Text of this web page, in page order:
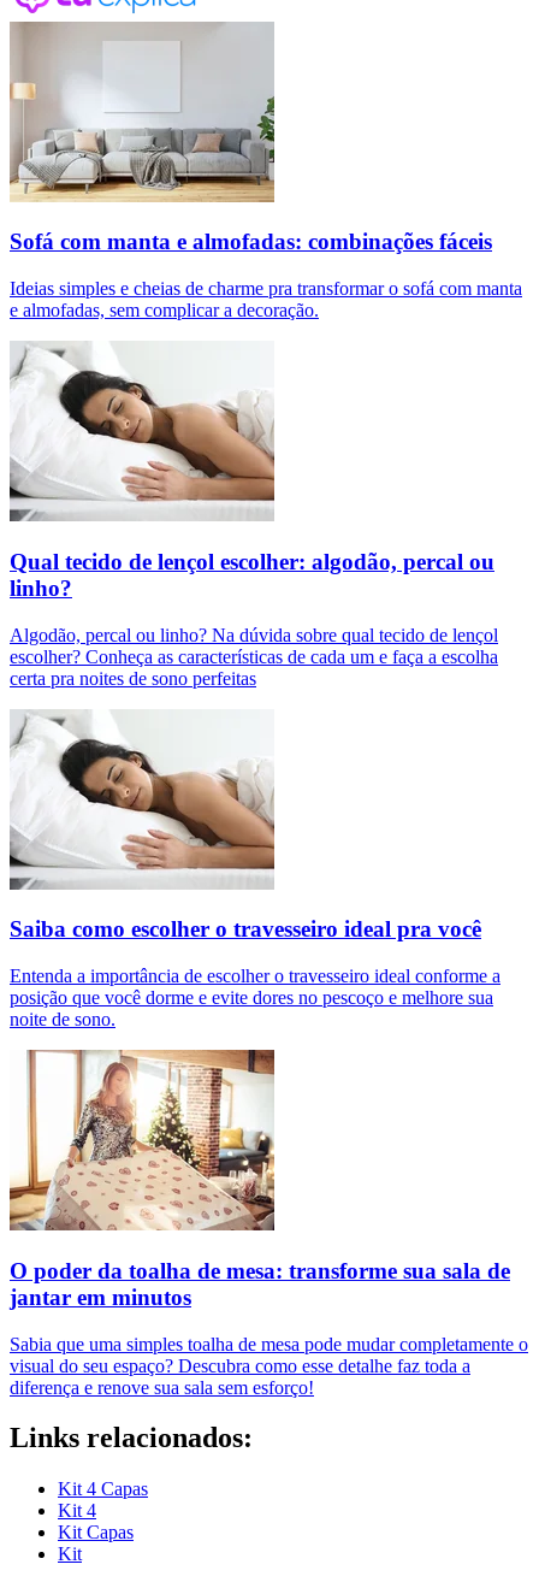
Sofá com manta e almofadas: combinações fáceis
Ideias simples e cheias de charme pra transformar o sofá com manta
e almofadas, sem complicar a decoração.
Qual tecido de lençol escolher: algodão, percal ou
linho?
Algodão, percal ou linho? Na dúvida sobre qual tecido de lençol
escolher? Conheça as características de cada um e faça a escolha
certa pra noites de sono perfeitas
Saiba como escolher o travesseiro ideal pra você
Entenda a importância de escolher o travesseiro ideal conforme a
posição que você dorme e evite dores no pescoço e melhore sua
noite de sono.
O poder da toalha de mesa: transforme sua sala de
jantar em minutos
Sabia que uma simples toalha de mesa pode mudar completamente o
visual do seu espaço? Descubra como esse detalhe faz toda a
diferença e renove sua sala sem esforço!
Links relacionados:
Kit 4 Capas
Kit 4
Kit Capas
Kit